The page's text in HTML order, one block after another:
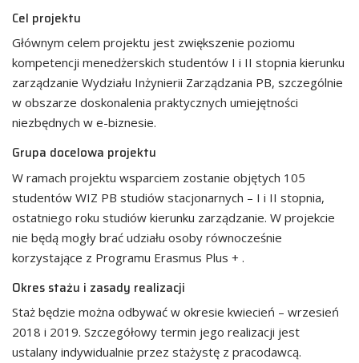
Cel projektu
Głównym celem projektu jest zwiększenie poziomu
kompetencji menedżerskich studentów I i II stopnia kierunku
zarządzanie Wydziału Inżynierii Zarządzania PB, szczególnie
w obszarze doskonalenia praktycznych umiejętności
niezbędnych w e-biznesie.
Grupa docelowa projektu
W ramach projektu wsparciem zostanie objętych 105
studentów WIZ PB studiów stacjonarnych – I i II stopnia,
ostatniego roku studiów kierunku zarządzanie. W projekcie
nie będą mogły brać udziału osoby równocześnie
korzystające z Programu Erasmus Plus + .
Okres stażu i zasady realizacji
Staż będzie można odbywać w okresie kwiecień – wrzesień
2018 i 2019. Szczegółowy termin jego realizacji jest
ustalany indywidualnie przez stażystę z pracodawcą.